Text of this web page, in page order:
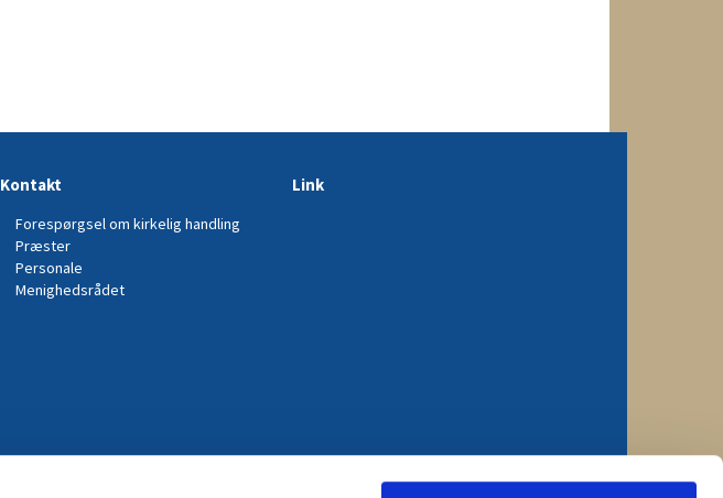
Kontakt
Forespørgsel om kirkelig handling
Præster
Personale
Menighedsrådet
Link